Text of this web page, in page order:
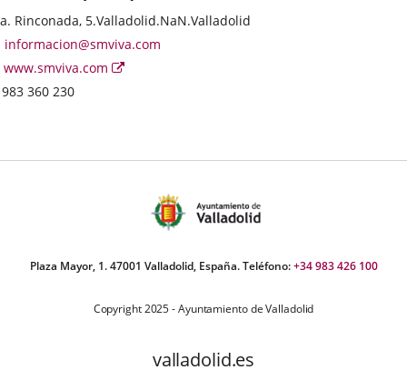
Rinconada, 5.Valladolid.NaN.Valladolid
informacion@smviva.com
www.smviva.com
Enlace
983 360 230
Plaza Mayor, 1. 47001 Valladolid, España. Teléfono:+34 983 426 100
Copyright 2025 - Ayuntamiento de Valladolid
valladolid.es